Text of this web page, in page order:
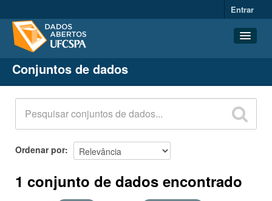
Entrar
Conjuntos de dados
Organizações
Grupos
Sobre
Conjuntos de dados
Ordenar por
1 conjunto de dados encontrado